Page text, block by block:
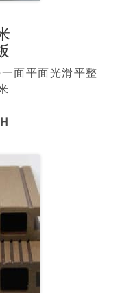
面平面光滑平整